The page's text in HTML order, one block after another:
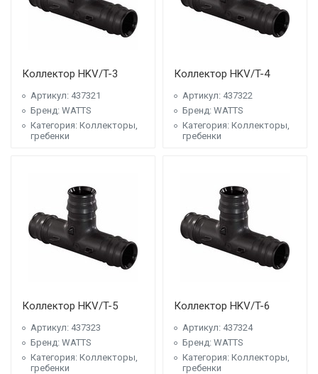
Коллектор HKV/T-3
Артикул: 437321
Бренд: WATTS
Категория: Коллекторы,
гребенки
Коллектор HKV/T-4
Артикул: 437322
Бренд: WATTS
Категория: Коллекторы,
гребенки
Коллектор HKV/T-5
Артикул: 437323
Бренд: WATTS
Категория: Коллекторы,
гребенки
Коллектор HKV/T-6
Артикул: 437324
Бренд: WATTS
Категория: Коллекторы,
гребенки